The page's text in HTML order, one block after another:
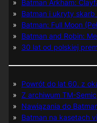
Batman Arkham:
Batman i ukryty skarb
Batman: Full Moon
Batman and Robin:
30 lat od polskiej
Powrót do lat 60. z
Z archiwum TM-Semic
Nawiązania do
Batman na kasetach